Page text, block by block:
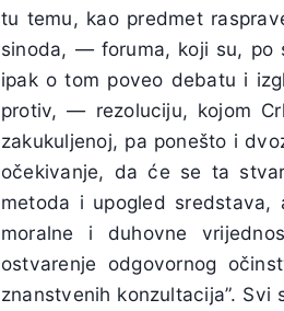
tu temu, kao predmet
sinoda, — foruma, koji su, po
ipak o tom poveo debatu i
protiv, — rezoluciju, kojom
zakukuljenoj, pa ponešto i
očekivanje, da će se ta
metoda i upogled
moralne i duhovne
ostvarenje odgovornog
znanstvenih konzultacija”. Svi